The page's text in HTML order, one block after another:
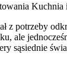
Kuchnia
z potrzeby
ale
sąsiednie